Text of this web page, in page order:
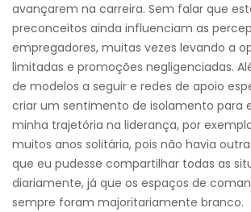
avançarem na carreira. Sem falar que
preconceitos ainda influenciam as
empregadores, muitas vezes levando a
limitadas e promoções negligenciadas.
de modelos a seguir e redes de apoio
criar um sentimento de isolamento para
minha trajetória na liderança, por
muitos anos solitária, pois não havia
que eu pudesse compartilhar todas as
diariamente, já que os espaços de
sempre foram majoritariamente branco.